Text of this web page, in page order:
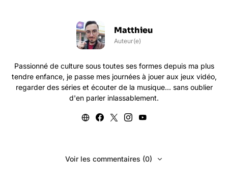
Matthieu
Auteur(e)
Passionné de culture sous toutes ses formes depuis ma plus
tendre enfance, je passe mes journées à jouer aux jeux vidéo,
regarder des séries et écouter de la musique... sans oublier
d'en parler inlassablement.
Voir les commentaires (0)